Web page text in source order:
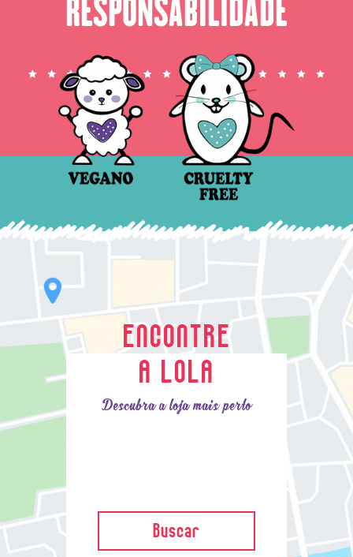
RESPONSABILIDADE
ENCONTRE
A LOLA
Descubra a loja mais perto
Buscar